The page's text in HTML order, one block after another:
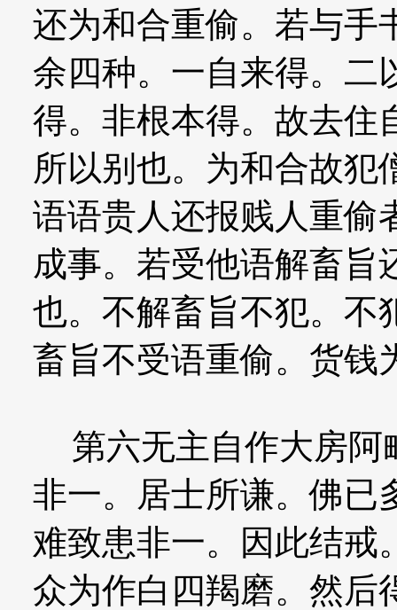
还为和合重偷。若与手
余四种。一自来得。二
得。非根本得。故去住
所以别也。为和合故犯
语语贵人还报贱人重偷
成事。若受他语解畜旨
也。不解畜旨不犯。不
畜旨不受语重偷。货钱
第六无主自作大房阿
非一。居士所谦。佛已
难致患非一。因此结戒
众为作白四羯磨。然后